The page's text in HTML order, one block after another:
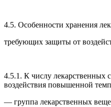
4.5. Особенности хранения
требующих защиты от
4.5.1. К числу лекарственных
воздействия повышенной
— группа лекарственных